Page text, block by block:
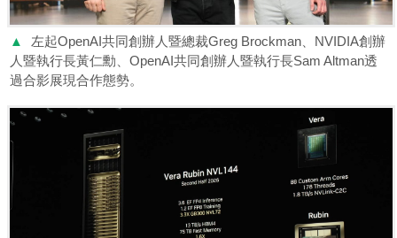
▲
左起OpenAI共同創辦人暨總裁Greg Brockman、NVIDIA創辦
人暨執行長黃仁勳、OpenAI共同創辦人暨執行長Sam Altman透
過合影展現合作態勢。